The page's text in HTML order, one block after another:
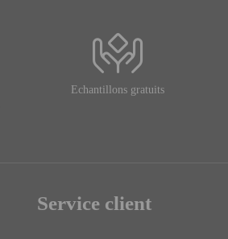
Echantillons gratuits
Service client